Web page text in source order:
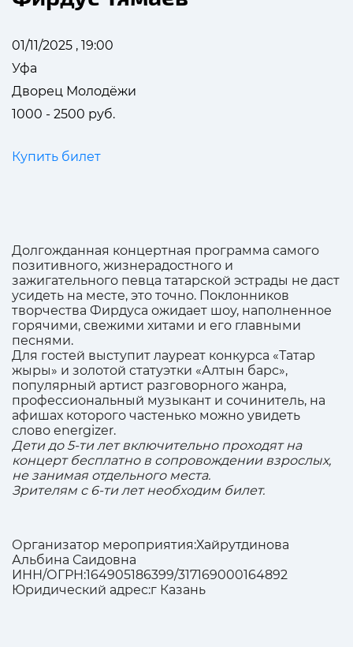
01/11/2025 , 19:00
Уфа
Дворец Молодёжи
1000 - 2500 руб.
Купить билет
Долгожданная концертная программа самого
позитивного, жизнерадостного и
зажигательного певца татарской эстрады не даст
усидеть на месте, это точно. Поклонников
творчества Фирдуса ожидает шоу, наполненное
горячими, свежими хитами и его главными
песнями.
Для гостей выступит лауреат конкурса «Татар
жыры» и золотой статуэтки «Алтын барс»,
популярный артист разговорного жанра,
профессиональный музыкант и сочинитель, на
афишах которого частенько можно увидеть
слово energizer.
Дети до 5-ти лет включительно проходят на
концерт бесплатно в сопровождении взрослых,
не занимая отдельного места.
Зрителям с 6-ти лет необходим билет.
Организатор мероприятия:Хайрутдинова
Альбина Саидовна
ИНН/ОГРН:164905186399/317169000164892
Юридический адрес:г Казань